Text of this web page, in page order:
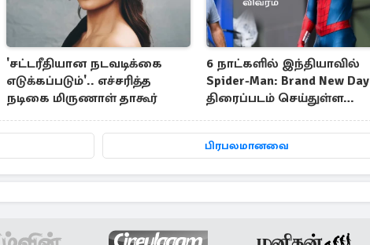
'சட்டரீதியான நடவடிக்கை
எடுக்கப்படும்'.. எச்சரித்த
நடிகை மிருணாள் தாகூர்
6 நாட்களில் இந்தியாவில்
Spider-Man: Brand New Day
திரைப்படம் செய்துள்ள
பிரபலமானவை